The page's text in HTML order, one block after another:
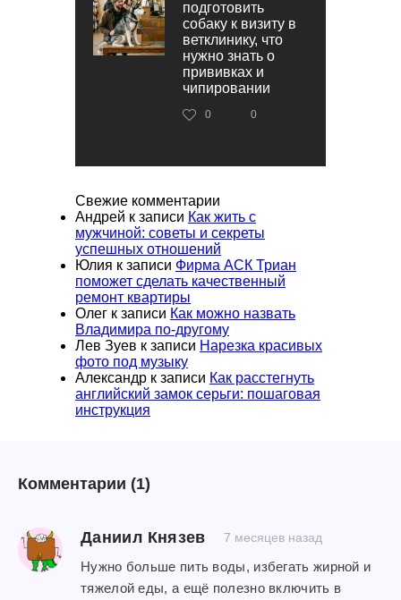
подготовить
собаку к визиту в
ветклинику, что
нужно знать о
прививках и
чипировании
0 0
Свежие комментарии
Андрей к записи Как жить с
мужчиной: советы и секреты
успешных отношений
Юлия к записи Фирма АСК Триан
поможет сделать качественный
ремонт квартиры
Олег к записи Как можно назвать
Владимира по-другому
Лев Зуев к записи Нарезка красивых
фото под музыку
Александр к записи Как расстегнуть
английский замок серьги: пошаговая
инструкция
Комментарии (1)
Даниил Князев 7 месяцев назад
Нужно больше пить воды, избегать жирной и
тяжелой еды, а ещё полезно включить в